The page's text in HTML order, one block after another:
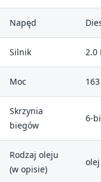
Napęd
Silnik 2.0
Moc
Skrzynia
biegów
6-
Rodzaj oleju
(w opisie)